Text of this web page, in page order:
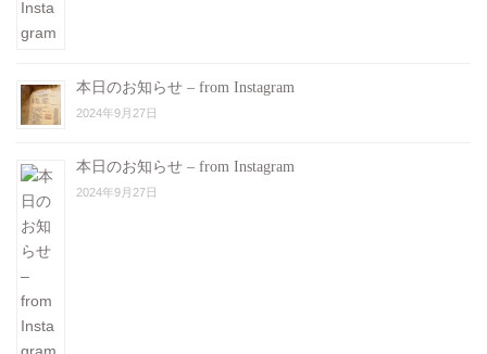
本日のお知らせ – from Instagram
2024年9月27日
本日のお知らせ – from Instagram
2024年9月27日